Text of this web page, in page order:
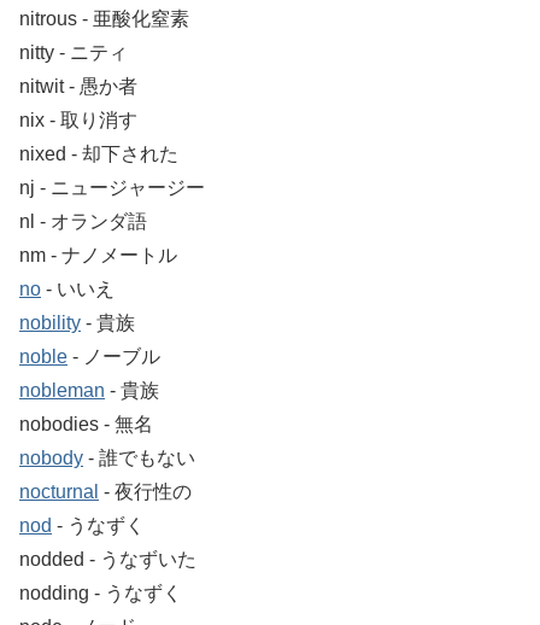
nitrous ‐ 亜酸化窒素
nitty ‐ ニティ
nitwit ‐ 愚か者
nix ‐ 取り消す
nixed ‐ 却下された
nj ‐ ニュージャージー
nl ‐ オランダ語
nm ‐ ナノメートル
no ‐ いいえ
nobility ‐ 貴族
noble ‐ ノーブル
nobleman ‐ 貴族
nobodies ‐ 無名
nobody ‐ 誰でもない
nocturnal ‐ 夜行性の
nod ‐ うなずく
nodded ‐ うなずいた
nodding ‐ うなずく